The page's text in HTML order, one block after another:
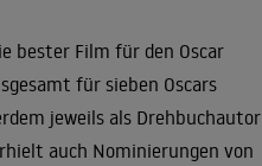
bester Film für den Oscar
für sieben Oscars
jeweils als Drehbuchautor
auch Nominierungen von